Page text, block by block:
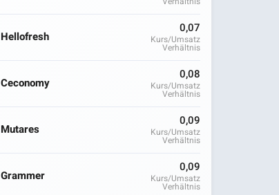
Hellofresh
0,07
Kurs/Umsatz
Verhältnis
Ceconomy
0,08
Kurs/Umsatz
Verhältnis
Mutares
0,09
Kurs/Umsatz
Verhältnis
Grammer
0,09
Kurs/Umsatz
Verhältnis